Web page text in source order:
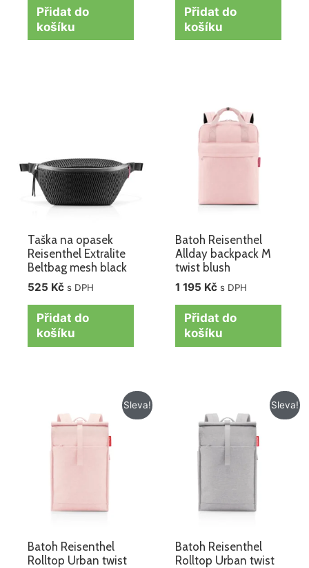
Přidat do
košíku
Přidat do
košíku
Taška na opasek
Reisenthel Extralite
Beltbag mesh black
525 Kč s DPH
Přidat do
košíku
Batoh Reisenthel
Allday backpack M
twist blush
1 195 Kč s DPH
Přidat do
košíku
Sleva!
Batoh Reisenthel
Rolltop Urban twist
cena
byla:
1
315 Kč.
Aktuální
cena
Sleva!
Batoh Reisenthel
Rolltop Urban twist
cena
byla:
1
315 Kč.
Aktuální
cena